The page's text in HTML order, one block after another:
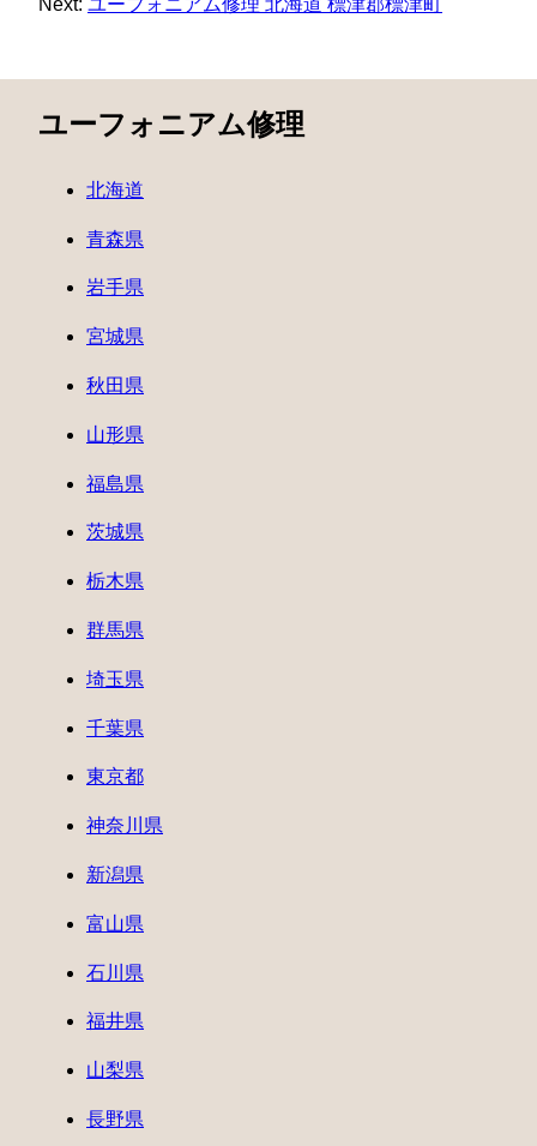
ユーフォニアム修理
北海道
青森県
岩手県
宮城県
秋田県
山形県
福島県
茨城県
栃木県
群馬県
埼玉県
千葉県
東京都
神奈川県
新潟県
富山県
石川県
福井県
山梨県
長野県